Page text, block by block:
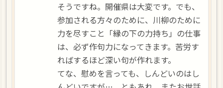
そうですね。開催県は大変です。でも、
参加される方々のために、川柳のために
力を尽すこと「縁の下の力持ち」の仕事
は、必ず作句力になってきます。苦労す
ればするほど深い句が作れます。
てな、慰めを言っても、しんどいのはし